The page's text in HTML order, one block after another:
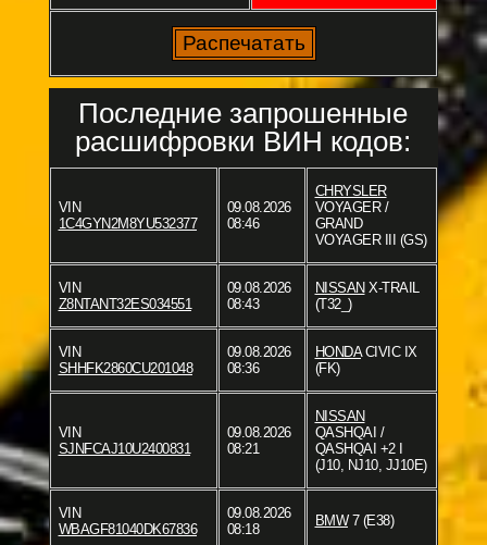
Последние запрошенные
расшифровки ВИН кодов:
VIN
1C4GYN2M8YU532377
09.08.2026
08:46
CHRYSLER
VOYAGER /
GRAND
VOYAGER III (GS)
VIN
Z8NTANT32ES034551
09.08.2026
08:43
NISSAN X-TRAIL
(T32_)
VIN
SHHFK2860CU201048
09.08.2026
08:36
HONDACIVIC IX
(FK)
VIN
SJNFCAJ10U2400831
09.08.2026
08:21
NISSAN
QASHQAI /
QASHQAI +2 I
(J10, NJ10, JJ10E)
VIN
WBAGF81040DK67836
09.08.2026
08:18
BMW7 (E38)